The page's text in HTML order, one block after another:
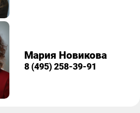
Мария Новикова
8 (495) 258-39-91